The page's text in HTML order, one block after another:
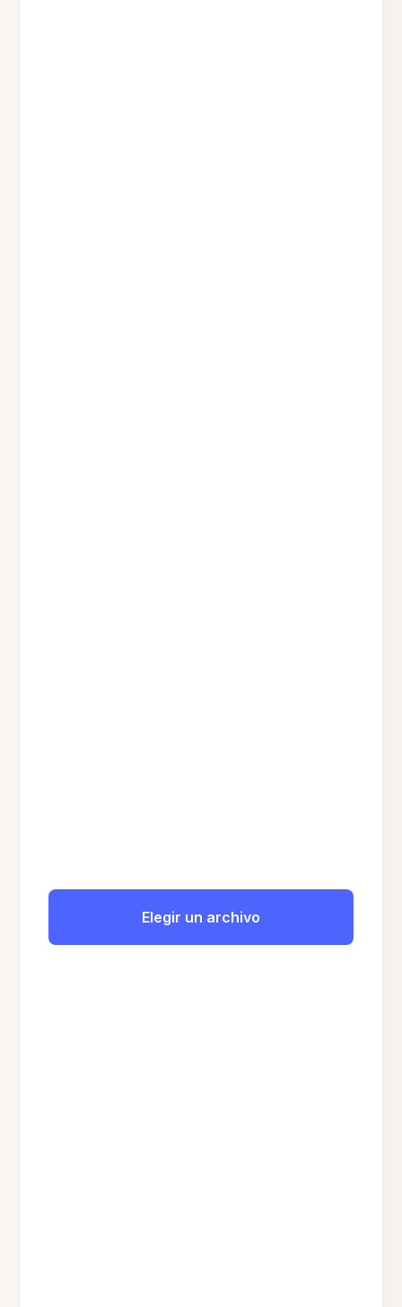
Elegir un archivo